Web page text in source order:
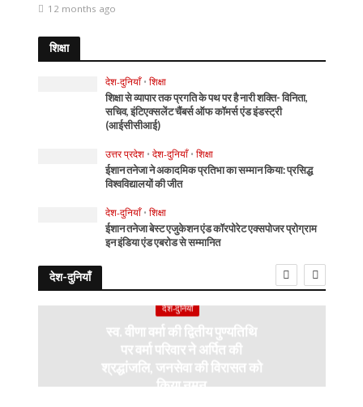
12 months ago
शिक्षा
देश-दुनियाँ • शिक्षा
शिक्षा से व्यापार तक प्रगति के पथ पर है नारी शक्ति- विनिता,
सचिव, इंटिएक्सलेंट चैंबर्स ऑफ कॉमर्स एंड इंडस्ट्री
(आईसीसीआई)
उत्तर प्रदेश • देश-दुनियाँ • शिक्षा
ईशान तनेजा ने अकादमिक प्रतिभा का सम्मान किया: प्रसिद्ध
विश्वविद्यालयों की जीत
देश-दुनियाँ • शिक्षा
ईशान तनेजा बेस्ट एजुकेशन एंड कॉरपोरेट एक्सपोजर प्रोग्राम
इन इंडिया एंड एबरोड से सम्मानित
देश-दुनियाँ
देश-दुनियाँ
स्व. वीणा वर्मा की द्वितीय पुण्यतिथि
पर वर्मा परिवार ने अर्पित की
श्रद्धांजलि, जनसेवा की विरासत को
किया नमन